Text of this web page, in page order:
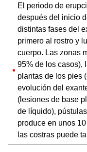
El periodo de
después del inicio
distintas fases del
primero al rostro y
cuerpo. Las zonas
95% de los casos),
plantas de los pies
evolución del
(lesiones de base
de líquido),
produce en unos
las costras puede